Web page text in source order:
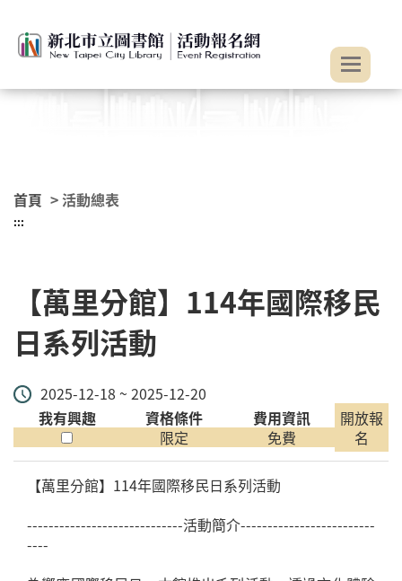
首頁 > 活動總表
:::
【萬里分館】114年國際移民
日系列活動
2025-12-18 ~ 2025-12-20
我有興趣
資格條件
限定
費用資訊
免費
開放報
名
【萬里分館】114年國際移民日系列活動
-----------------------------活動簡介-------------------------
----